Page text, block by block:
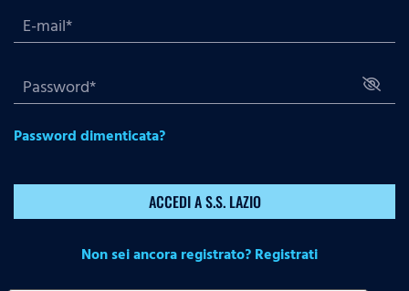
Password dimenticata?
ACCEDI A S.S. LAZIO
Non sei ancora registrato? Registrati